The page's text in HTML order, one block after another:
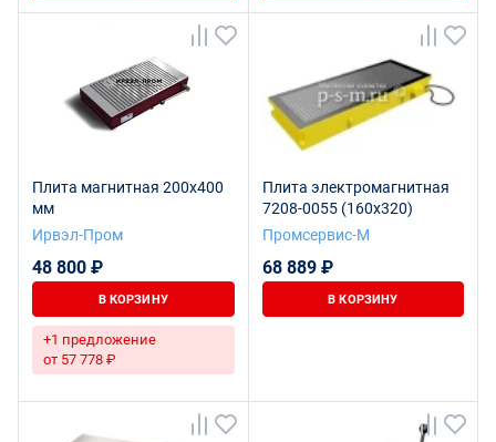
Плита магнитная 200х400
мм
Ирвэл-Пром
48 800 ₽
В КОРЗИНУ
+1 предложение
от 57 778 ₽
Плита электромагнитная
7208-0055 (160х320)
Промсервис-М
68 889 ₽
В КОРЗИНУ